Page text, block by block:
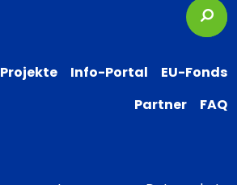
Projekte Info-Portal
EU-Fonds
Partner
FAQ